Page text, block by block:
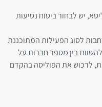
יש לבחור ביטוח נסיעות
לסוג הפעילות המתוכננת
בין מספר חברות על
לרכוש את הפוליסה בהקדם